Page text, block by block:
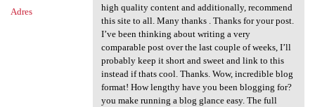
Adres
high quality content and additionally, recommend
this site to all. Many thanks . Thanks for your post.
I’ve been thinking about writing a very
comparable post over the last couple of weeks, I’ll
probably keep it short and sweet and link to this
instead if thats cool. Thanks. Wow, incredible blog
format! How lengthy have you been blogging for?
you make running a blog glance easy. The full